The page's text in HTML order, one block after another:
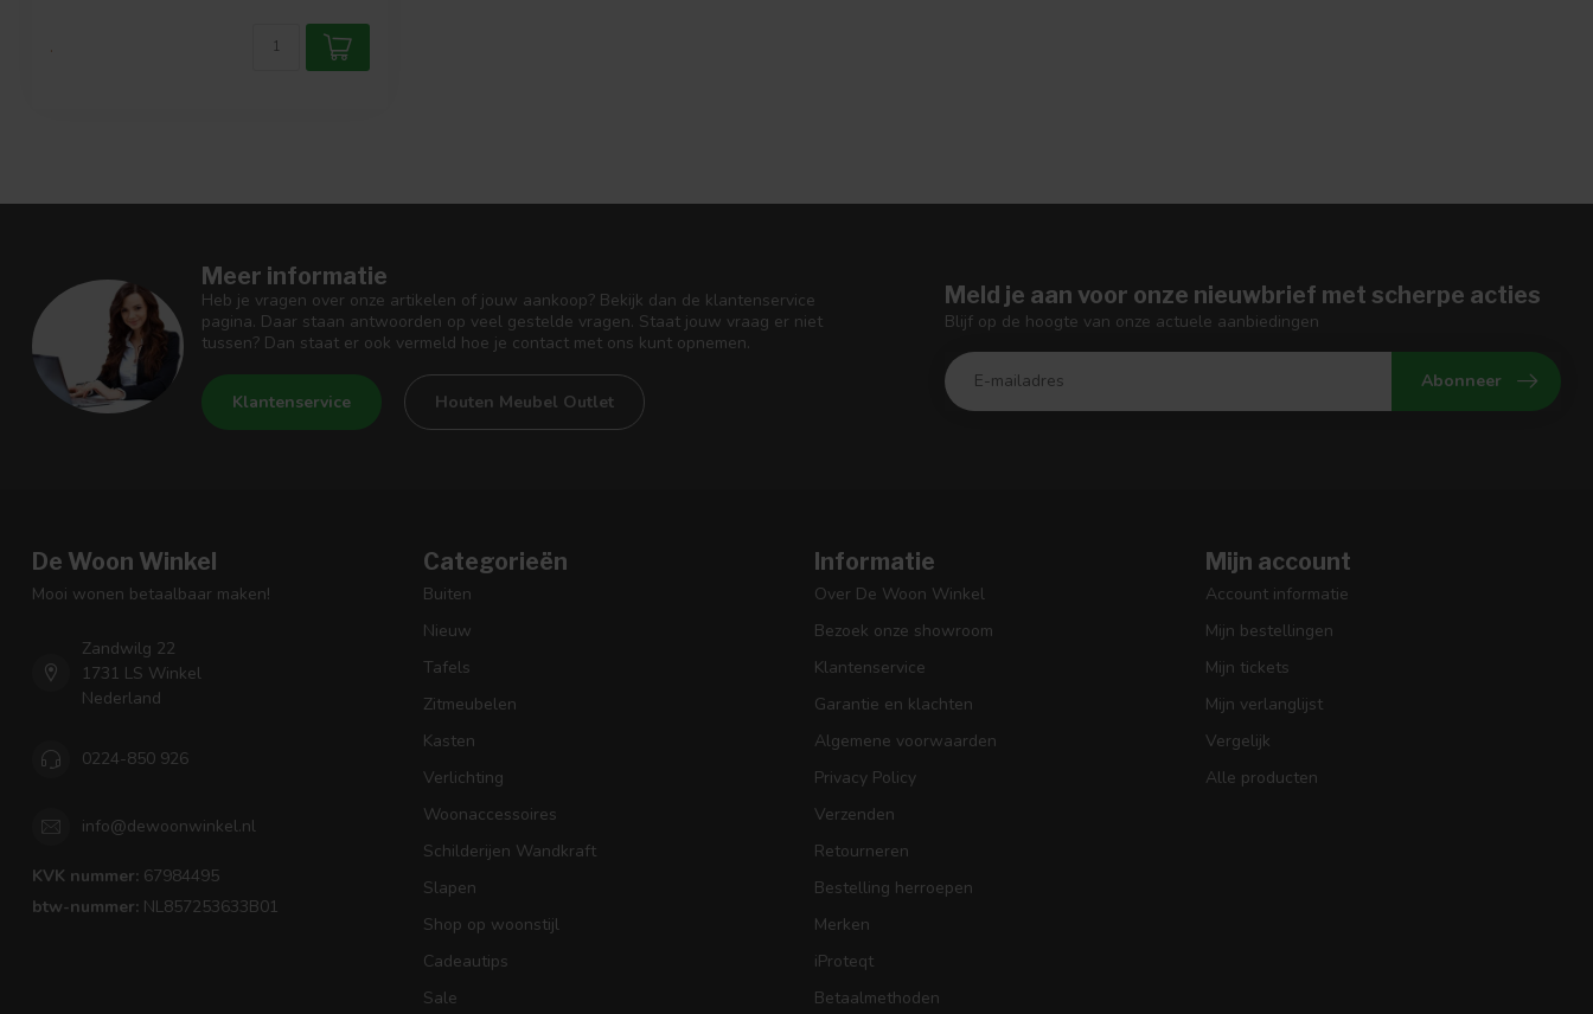
.
Meer informatie
Heb je vragen over onze artikelen of jouw aankoop? Bekijk dan de klantenservice
pagina. Daar staan antwoorden op veel gestelde vragen. Staat jouw vraag er niet
tussen? Dan staat er ook vermeld hoe je contact met ons kunt opnemen.
Klantenservice Houten Meubel Outlet
Meld je aan voor onze nieuwbrief met scherpe acties
Blijf op de hoogte van onze actuele aanbiedingen
Abonneer
De Woon Winkel
Mooi wonen betaalbaar maken!
Zandwilg 22
1731 LS Winkel
Nederland
0224-850 926
info@dewoonwinkel.nl
KVK nummer: 67984495
btw-nummer: NL857253633B01
Categorieën
Buiten
Nieuw
Tafels
Zitmeubelen
Kasten
Verlichting
Woonaccessoires
Schilderijen Wandkraft
Slapen
Shop op woonstijl
Cadeautips
Sale
Informatie
Over De Woon Winkel
Bezoek onze showroom
Klantenservice
Garantie en klachten
Algemene voorwaarden
Privacy Policy
Verzenden
Retourneren
Bestelling herroepen
Merken
iProteqt
Betaalmethoden
Mijn account
Account informatie
Mijn bestellingen
Mijn tickets
Mijn verlanglijst
Vergelijk
Alle producten